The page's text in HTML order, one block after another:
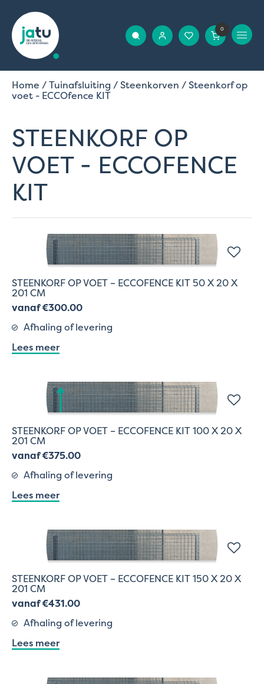
0
Home /Tuinafsluiting /Steenkorven / Steenkorf op
voet - ECCOfence KIT
STEENKORF OP
VOET - ECCOFENCE
KIT
STEENKORF OP VOET – ECCOFENCE KIT 50 X 20 X
201 CM
vanaf €300.00
Afhaling of levering
Lees meer
STEENKORF OP VOET – ECCOFENCE KIT 100 X 20 X
201 CM
vanaf €375.00
Afhaling of levering
Lees meer
STEENKORF OP VOET – ECCOFENCE KIT 150 X 20 X
201 CM
vanaf €431.00
Afhaling of levering
Lees meer